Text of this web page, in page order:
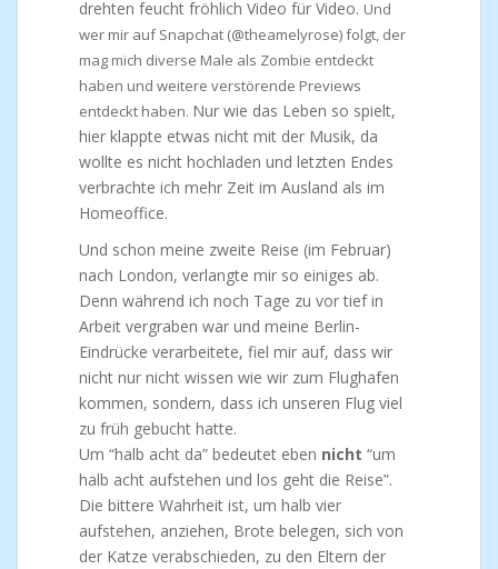
drehten feucht fröhlich Video für Video. Und
wer mir auf Snapchat (@theamelyrose) folgt, der
mag mich diverse Male als Zombie entdeckt
haben und weitere verstörende Previews
entdeckt haben. Nur wie das Leben so spielt,
hier klappte etwas nicht mit der Musik, da
wollte es nicht hochladen und letzten Endes
verbrachte ich mehr Zeit im Ausland als im
Homeoffice.
Und schon meine zweite Reise (im Februar)
nach London, verlangte mir so einiges ab.
Denn während ich noch Tage zu vor tief in
Arbeit vergraben war und meine Berlin-
Eindrücke verarbeitete, fiel mir auf, dass wir
nicht nur nicht wissen wie wir zum Flughafen
kommen, sondern, dass ich unseren Flug viel
zu früh gebucht hatte.
Um “halb acht da” bedeutet eben nicht “um
halb acht aufstehen und los geht die Reise”.
Die bittere Wahrheit ist, um halb vier
aufstehen, anziehen, Brote belegen, sich von
der Katze verabschieden, zu den Eltern der